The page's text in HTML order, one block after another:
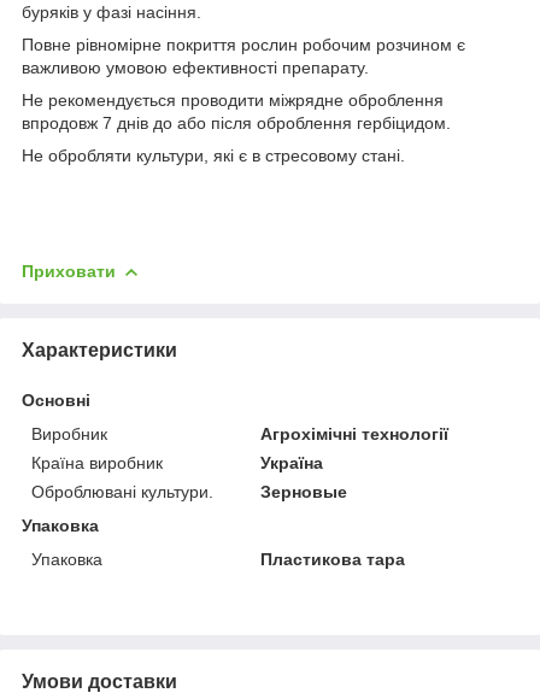
буряків у фазі насіння.
Повне рівномірне покриття рослин робочим розчином є
важливою умовою ефективності препарату.
Не рекомендується проводити міжрядне оброблення
впродовж 7 днів до або після оброблення гербіцидом.
Не обробляти культури, які є в стресовому стані.
Приховати
Характеристики
Основні
Виробник
Агрохімічні технології
Країна виробник
Україна
Оброблювані культури.
Зерновые
Упаковка
Упаковка
Пластикова тара
Умови доставки